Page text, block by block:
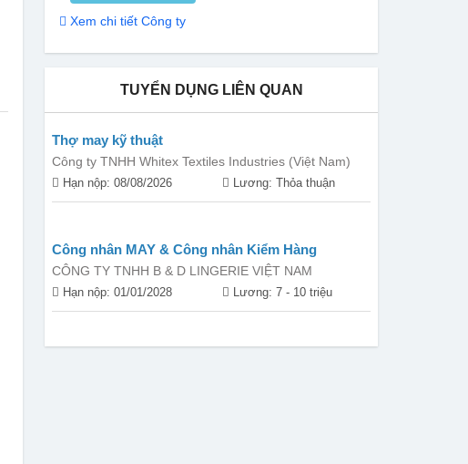
Xem chi tiết Công ty
TUYỂN DỤNG LIÊN QUAN
Thợ may kỹ thuật
Công ty TNHH Whitex Textiles Industries (Việt Nam)
Hạn nộp: 08/08/2026 Lương: Thỏa thuận
Công nhân MAY & Công nhân Kiểm Hàng
CÔNG TY TNHH B & D LINGERIE VIỆT NAM
Hạn nộp: 01/01/2028 Lương: 7 - 10 triệu